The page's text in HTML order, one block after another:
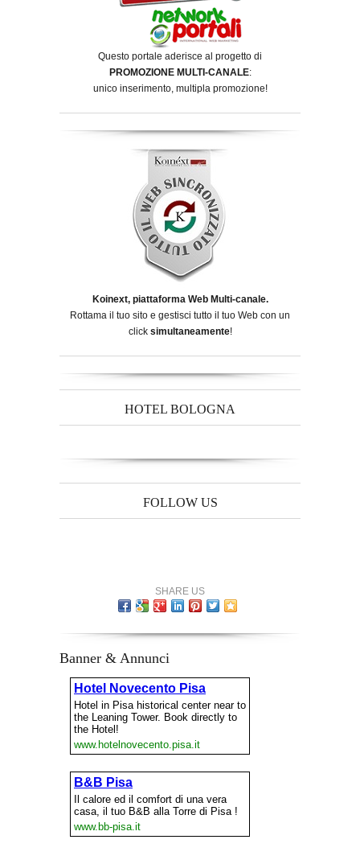
Questo portale aderisce al progetto di
PROMOZIONE MULTI-CANALE:
unico inserimento, multipla promozione!
Koinext, piattaforma Web Multi-canale.
Rottama il tuo sito e gestisci tutto il tuo Web con un
click simultaneamente!
HOTEL BOLOGNA
FOLLOW US
SHARE US
Banner & Annunci